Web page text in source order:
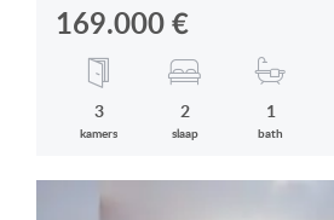
169.000€
3
kamers
2
slaap
1
bath